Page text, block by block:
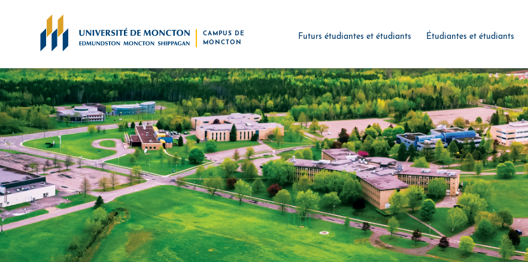
CAMPUS DE
MONCTON
Futurs étudiantes et étudiants Étudiantes et étudiants